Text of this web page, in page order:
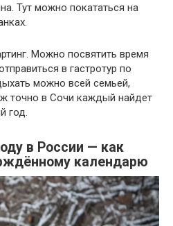
Тут можно покататься на
Можно посвятить время
в гастротур по
можно всей семьей,
точно в Сочи каждый найдет
год.
в России — как
календарю